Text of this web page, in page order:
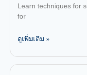
Learn techniques for
for
ดูเพิ่มเติม »